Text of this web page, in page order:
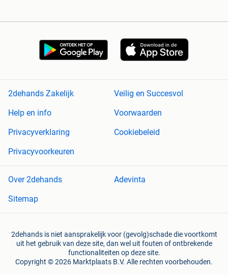
2dehands Zakelijk
Veilig en Succesvol
Help en info
Voorwaarden
Privacyverklaring
Cookiebeleid
Privacyvoorkeuren
Over 2dehands
Adevinta
Sitemap
2dehands is niet aansprakelijk voor (gevolg)schade die voortkomt
uit het gebruik van deze site, dan wel uit fouten of ontbrekende
functionaliteiten op deze site.
Copyright © 2026 Marktplaats B.V. Alle rechten voorbehouden.